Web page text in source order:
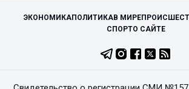
ЭКОНОМИКАПОЛИТИКАВ МИРЕ
СПОРТО САЙТЕ